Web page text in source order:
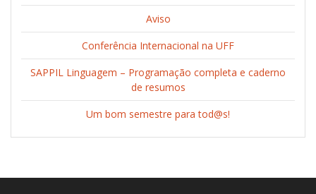
Aviso
Conferência Internacional na UFF
SAPPIL Linguagem – Programação completa e caderno
de resumos
Um bom semestre para tod@s!